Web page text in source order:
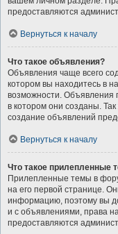
предоставляются
Вернуться к началу
Что такое объявления?
Объявления чаще всего
котором вы находитесь в
возможности. Объявления
в котором они созданы.
создание объявлений
Вернуться к началу
Что такое прилепленные
Прилепленные темы в
на его первой странице.
информацию, поэтому вы
и с объявлениями, права
предоставляются